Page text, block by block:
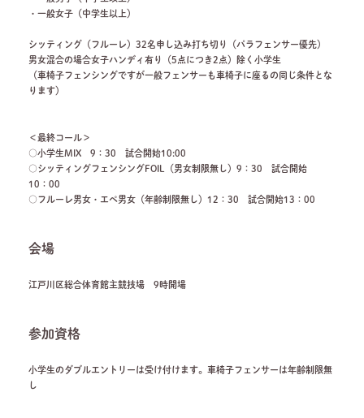
・一般女子（中学生以上）
シッティング（フルーレ）32名申し込み打ち切り（パラフェンサー優先）
男女混合の場合女子ハンディ有り（5点につき2点）除く小学生
（車椅子フェンシングですが一般フェンサーも車椅子に座るの同じ条件とな
ります）
＜最終コール＞
○小学生MIX 9：30 試合開始10:00
○シッティングフェンシングFOIL（男女制限無し）9：30 試合開始
10：00
○フルーレ男女・エペ男女（年齢制限無し）12：30 試合開始13：00
会場
江戸川区総合体育館主競技場 9時開場
参加資格
小学生のダブルエントリーは受け付けます。車椅子フェンサーは年齢制限無
し